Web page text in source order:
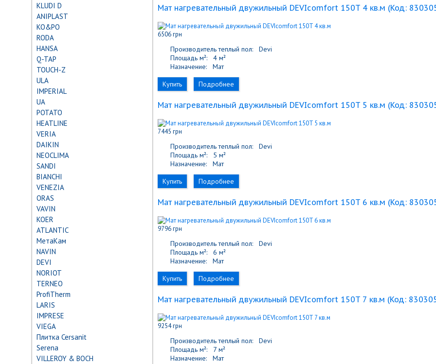
KLUDI D
ANIPLAST
KO&PO
RODA
HANSA
Q-TAP
TOUCH-Z
ULA
IMPERIAL
UA
POTATO
HEATLINE
VERIA
DAIKIN
NEOCLIMA
SANDI
BIANCHI
VENEZIA
ORAS
VAVIN
KOER
ATLANTIC
МетаКам
NAVIN
DEVI
NORIOT
TERNEO
ProfiTherm
LARIS
IMPRESE
VIEGA
Плитка Cersanit
Serena
VILLEROY & BOCH
Мат нагревательный двужильный DEVIcomfort 150T 4 кв.м (Код:
6506 грн
Производитель теплый пол:
Devi
Площадь м²:
4 м²
Назначение:
Мат
Купить
Подробнее
Мат нагревательный двужильный DEVIcomfort 150T 5 кв.м (Код:
7445 грн
Производитель теплый пол:
Devi
Площадь м²:
5 м²
Назначение:
Мат
Купить
Подробнее
Мат нагревательный двужильный DEVIcomfort 150T 6 кв.м (Код:
9796 грн
Производитель теплый пол:
Devi
Площадь м²:
6 м²
Назначение:
Мат
Купить
Подробнее
Мат нагревательный двужильный DEVIcomfort 150T 7 кв.м (Код:
9254 грн
Производитель теплый пол:
Devi
Площадь м²:
7 м²
Назначение:
Мат